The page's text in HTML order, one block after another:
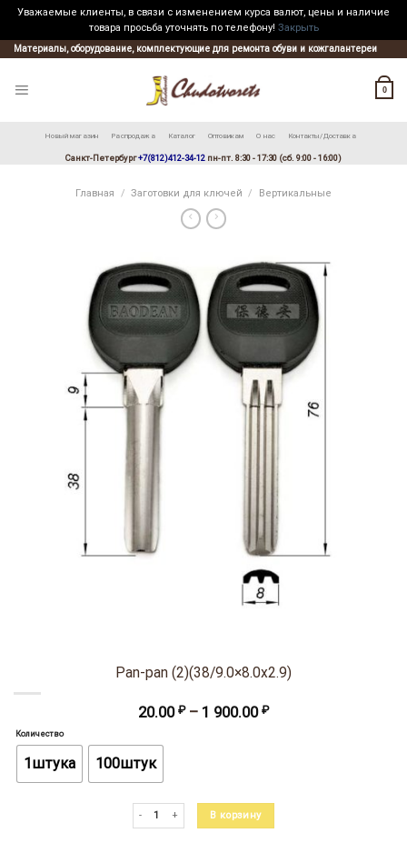
Уважаемые клиенты, в связи с изменением курса валют, цены и наличие
товара просьба уточнять по телефону! Закрыть
Skip
to
Материалы, оборудование, комплектующие для ремонта обуви и кожгалантереи
0
Новый магазин Распродажа Каталог Оптовикам О нас Контакты/Доставка
Санкт-Петербург+7(812)412-34-12 пн-пт. 8:30 - 17:30 (сб. 9:00 - 16:00)
Главная / Заготовки для ключей / Вертикальные
Pan-pan (2)(38/9.0×8.0х2.9)
20.00 ₽ – 1 900.00 ₽Диапазон
Количество
1штука 100штук
Количество товара Pan-pan (2)(38/9.0x8.0х2.9)
В корзину